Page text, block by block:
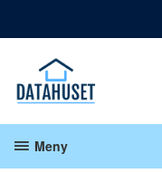
Meny